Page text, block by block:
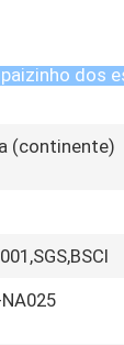
dos
(continente)